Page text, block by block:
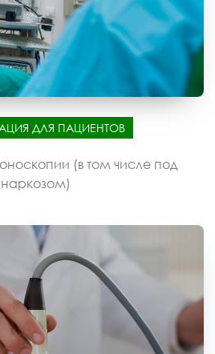
ДЛЯ ПАЦИЕНТОВ
(в том числе под
наркозом)